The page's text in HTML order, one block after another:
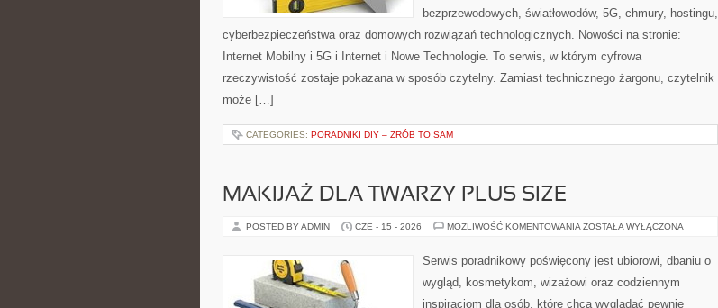
bezprzewodowych, światłowodów, 5G, chmury, hostingu,
cyberbezpieczeństwa oraz domowych rozwiązań technologicznych. Nowości na stronie:
Internet Mobilny i 5G i Internet i Nowe Technologie. To serwis, w którym cyfrowa
rzeczywistość zostaje pokazana w sposób czytelny. Zamiast technicznego żargonu, czytelnik
może […]
CATEGORIES: PORADNIKI DIY – ZRÓB TO SAM
MAKIJAŻ DLA TWARZY PLUS SIZE
POSTED BY ADMIN CZE - 15 - 2026 MOŻLIWOŚĆ KOMENTOWANIA MAKIJAŻ
PLUS
SIZE
ZOSTAŁA WYŁĄCZONA
Serwis poradnikowy poświęcony jest ubiorowi, dbaniu o
wygląd, kosmetykom, wizażowi oraz codziennym
inspiracjom dla osób, które chcą wyglądać pewnie